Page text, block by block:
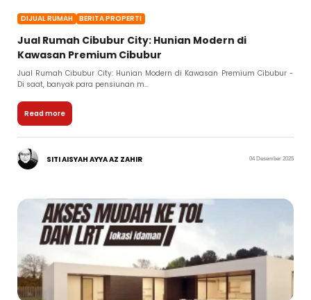
DIJUAL RUMAH BERITA PROPERTI
Jual Rumah Cibubur City: Hunian Modern di
Kawasan Premium Cibubur
Jual Rumah Cibubur City: Hunian Modern di Kawasan Premium Cibubur -
Di saat, banyak para pensiunan m...
Read more
SITI AISYAH AYYA AZ ZAHIR 04 Desember 2025